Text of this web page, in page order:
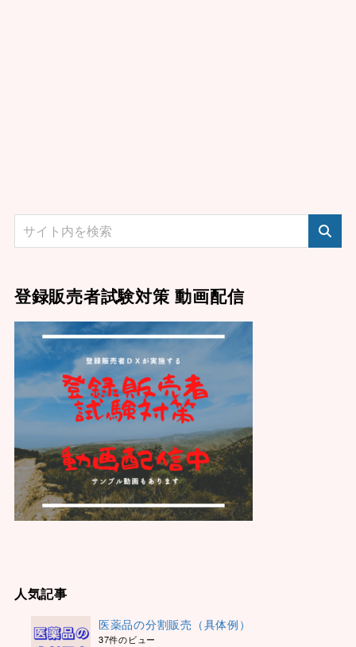
登録販売者試験対策 動画配信
人気記事
医薬品の分割販売（具体例）
37件のビュー